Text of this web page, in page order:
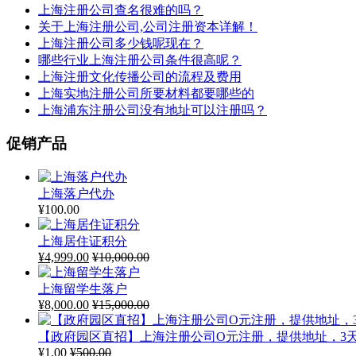
上海注册公司查名很难的吗？
关于上海注册公司,公司注册资本详解！
上海注册公司多少钱呢现在？
哪些行业上海注册公司条件很高呢？
上海注册文化传播公司的流程及费用
上海实地注册公司所要材料都要哪些的
上海浦东注册公司没有地址可以注册吗？
促销产品
上海落户代办
¥100.00
上海居住证积分
¥4,999.00 ¥10,000.00
上海留学生落户
¥8,000.00 ¥15,000.00
【政府园区直招】上海注册公司O元注册，提供地址，3
¥1.00 ¥500.00